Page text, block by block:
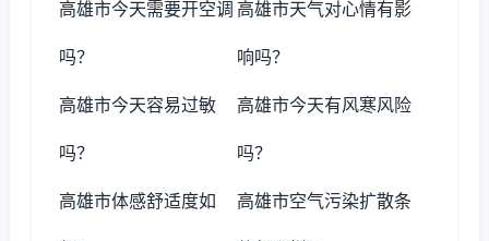
高雄市今天需要开空调
吗？
高雄市天气对心情有影
响吗？
高雄市今天容易过敏
吗？
高雄市今天有风寒风险
吗？
高雄市体感舒适度如 高雄市空气污染扩散条